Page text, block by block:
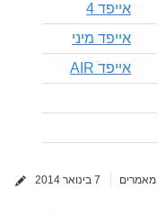
אייפד 4
אייפד מיני
אייפד AIR
7 בינואר 2014 מאמרים